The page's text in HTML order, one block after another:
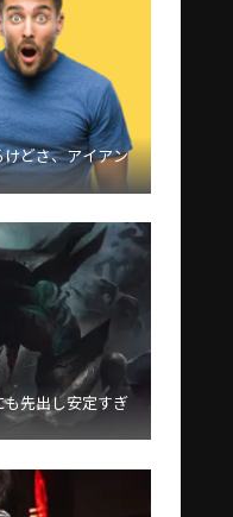
どさ、アイアン
先出し安定すぎ